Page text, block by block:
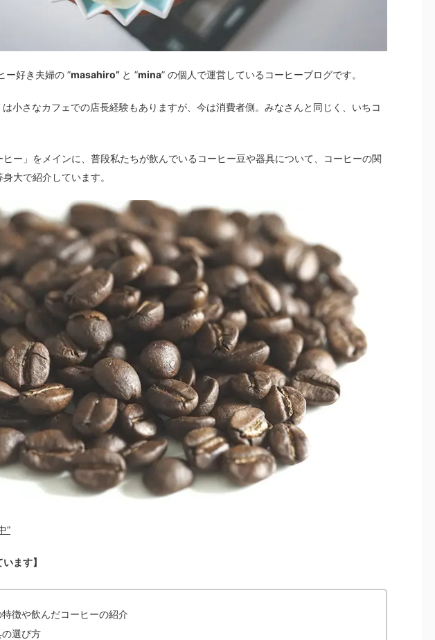
ー好き夫婦の ”masahiro” と ”mina” の個人で運営しているコーヒーブログです。
は小さなカフェでの店長経験もありますが、今は消費者側。みなさんと同じく、いちコ
ヒー」をメインに、普段私たちが飲んでいるコーヒー豆や器具について、コーヒーの関
大で紹介しています。
”
ます】
徴や飲んだコーヒーの紹介
の選び方